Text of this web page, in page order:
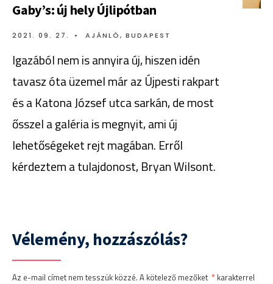
Gaby’s: új hely Újlipótban
2021. 09. 27. • AJÁNLÓ, BUDAPEST
Igazából nem is annyira új, hiszen idén
tavasz óta üzemel már az Újpesti rakpart
és a Katona József utca sarkán, de most
ősszel a galéria is megnyit, ami új
lehetőségeket rejt magában. Erről
kérdeztem a tulajdonost, Bryan Wilsont.
Vélemény, hozzászólás?
Az e-mail címet nem tesszük közzé. A kötelező mezőket * karakterrel